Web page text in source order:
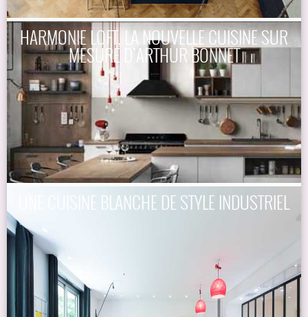
HARMONIE LOFT, LA NOUVELLE CUISINE SUR
MESURE D’ARTHUR BONNET
UNE CUISINE BLANCHE DE STYLE INDUSTRIEL